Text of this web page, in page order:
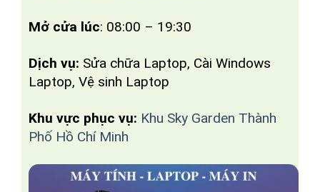
Mở cửa lúc: 08:00 – 19:30
Dịch vụ: Sửa chữa Laptop, Cài Windows
Laptop, Vệ sinh Laptop
Khu vực phục vụ: Khu Sky Garden Thành
Phố Hồ Chí Minh